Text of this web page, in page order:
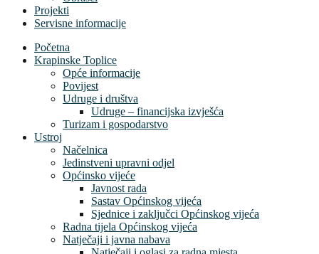
Projekti
Servisne informacije
Početna
Krapinske Toplice
Opće informacije
Povijest
Udruge i društva
Udruge – financijska izvješća
Turizam i gospodarstvo
Ustroj
Načelnica
Jedinstveni upravni odjel
Općinsko vijeće
Javnost rada
Sastav Općinskog vijeća
Sjednice i zaključci Općinskog vijeća
Radna tijela Općinskog vijeća
Natječaji i javna nabava